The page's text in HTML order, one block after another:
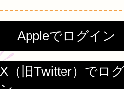
Appleでログイン
X（旧Twitter）でロ